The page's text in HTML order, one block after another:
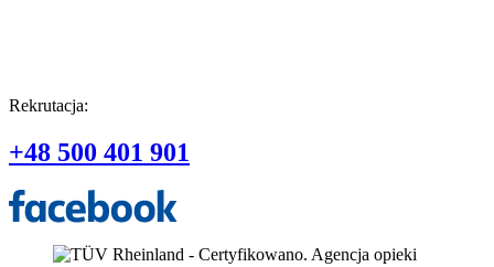
Rekrutacja:
+48 500 401 901